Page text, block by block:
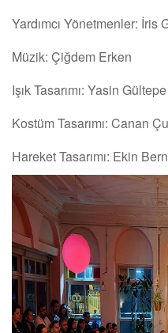
Yardımcı Yönetmenler: İris
Müzik: Çiğdem Erken
Işık Tasarımı: Yasin Gültepe
Kostüm Tasarımı: Canan
Hareket Tasarımı: Ekin